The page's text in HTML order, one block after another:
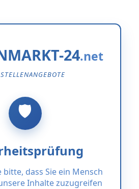
24
bitte, dass Sie ein Mensch
Inhalte zuzugreifen